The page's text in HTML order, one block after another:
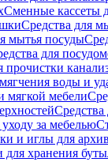
Сменные кассеты
Средства для
мытья посуды
для
прочистки
воды и
мягкой мебели
Средства
за мебелью
и иглы для
для хранения